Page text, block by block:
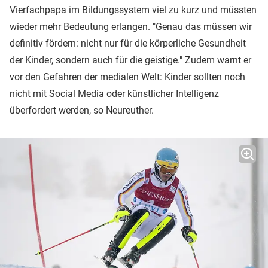
Vierfachpapa im Bildungssystem viel zu kurz und müssten
wieder mehr Bedeutung erlangen. "Genau das müssen wir
definitiv fördern: nicht nur für die körperliche Gesundheit
der Kinder, sondern auch für die geistige." Zudem warnt er
vor den Gefahren der medialen Welt: Kinder sollten noch
nicht mit Social Media oder künstlicher Intelligenz
überfordert werden, so Neureuther.